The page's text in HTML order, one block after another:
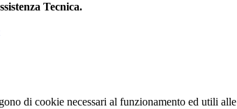
Tecnica.
di cookie necessari al funzionamento ed utili